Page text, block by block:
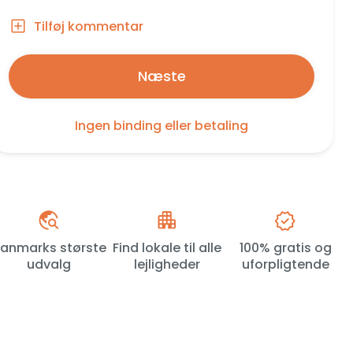
Tilføj kommentar
Næste
Ingen binding eller betaling
største
udvalg
Find lokale til alle
lejligheder
100% gratis og
uforpligtende